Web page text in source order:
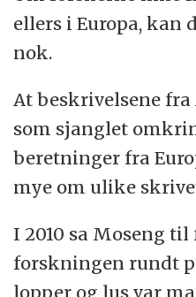
ellers i Europa, kan
nok.
At beskrivelsene
som sjanglet
beretninger fra
mye om ulike
I 2010 sa Moseng
forskningen rundt
lopper og lus var